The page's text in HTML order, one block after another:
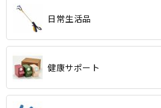
日常生活品
健康サポート